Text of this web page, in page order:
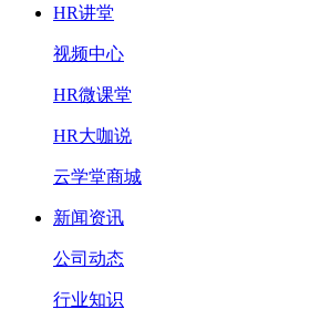
HR讲堂
视频中心
HR微课堂
HR大咖说
云学堂商城
新闻资讯
公司动态
行业知识